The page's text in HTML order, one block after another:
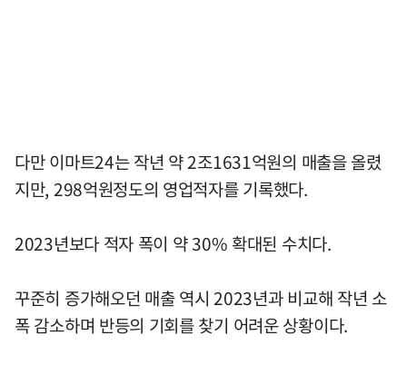
다만 이마트24는 작년 약 2조1631억원의 매출을 올렸
지만, 298억원정도의 영업적자를 기록했다.
2023년보다 적자 폭이 약 30% 확대된 수치다.
꾸준히 증가해오던 매출 역시 2023년과 비교해 작년 소
폭 감소하며 반등의 기회를 찾기 어려운 상황이다.